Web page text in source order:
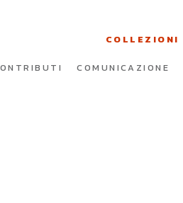
COLLEZIONI
COMUNICAZIONE